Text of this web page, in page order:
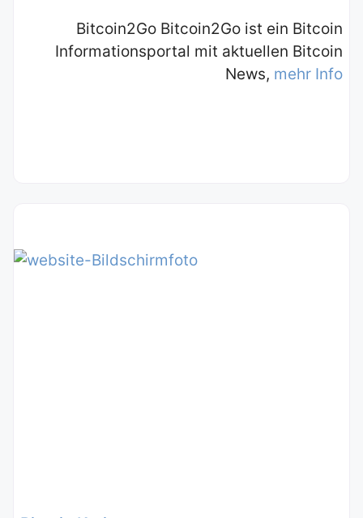
Bitcoin2Go Bitcoin2Go ist ein Bitcoin
Informationsportal mit aktuellen Bitcoin
News, mehr Info